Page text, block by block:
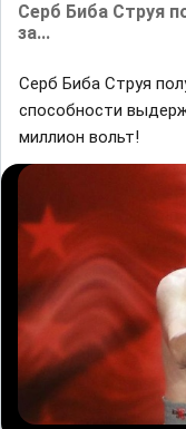
Серб Биба Струя
за...
Серб Биба Струя
способности
миллион вольт!